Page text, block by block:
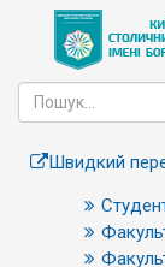
Швидкий